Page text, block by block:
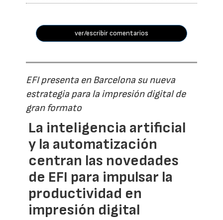
ver/escribir comentarios
EFI presenta en Barcelona su nueva
estrategia para la impresión digital de
gran formato
La inteligencia artificial
y la automatización
centran las novedades
de EFI para impulsar la
productividad en
impresión digital